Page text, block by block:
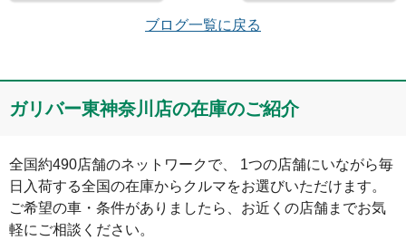
メールアドレス（半角英数）
コメント
ブログ一覧に戻る
ガリバー東神奈川店の在庫のご紹介
全国約490店舗のネットワークで、 1つの店舗にいながら毎
日入荷する全国の在庫からクルマをお選びいただけます。
ご希望の車・条件がありましたら、お近くの店舗までお気
軽にご相談ください。